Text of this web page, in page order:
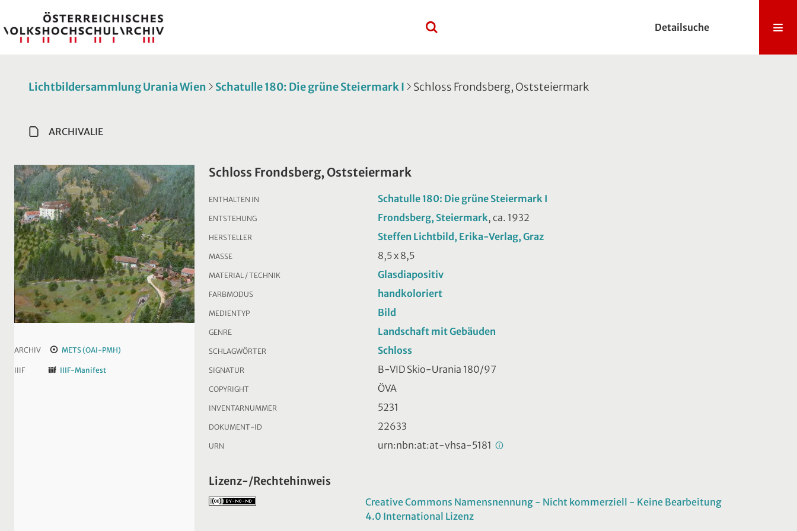
Detailsuche
Lichtbildersammlung Urania Wien Schatulle 180: Die grüne Steiermark I Schloss Frondsberg, Oststeiermark
ARCHIVALIE
ARCHIV METS (OAI-PMH)
IIIF IIIF-Manifest
Schloss Frondsberg, Oststeiermark
ENTHALTEN IN Schatulle 180: Die grüne Steiermark I
ENTSTEHUNG Frondsberg, Steiermark, ca. 1932
HERSTELLER Steffen Lichtbild, Erika-Verlag, Graz
MASSE 8,5 x 8,5
MATERIAL / TECHNIK Glasdiapositiv
FARBMODUS handkoloriert
MEDIENTYP Bild
GENRE Landschaft mit Gebäuden
SCHLAGWÖRTER Schloss
SIGNATUR B-VID Skio-Urania 180/97
COPYRIGHT ÖVA
INVENTARNUMMER 5231
DOKUMENT-ID 22633
URN urn:nbn:at:at-vhsa-5181
Lizenz-/Rechtehinweis
Creative Commons Namensnennung - Nicht kommerziell - Keine Bearbeitung
4.0 International Lizenz